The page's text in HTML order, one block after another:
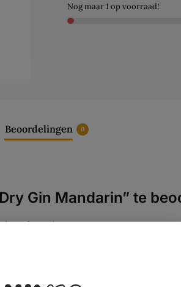
Nog maar 1 op voorraad!
Beoordelingen 0
Gin Mandarin” te
met*